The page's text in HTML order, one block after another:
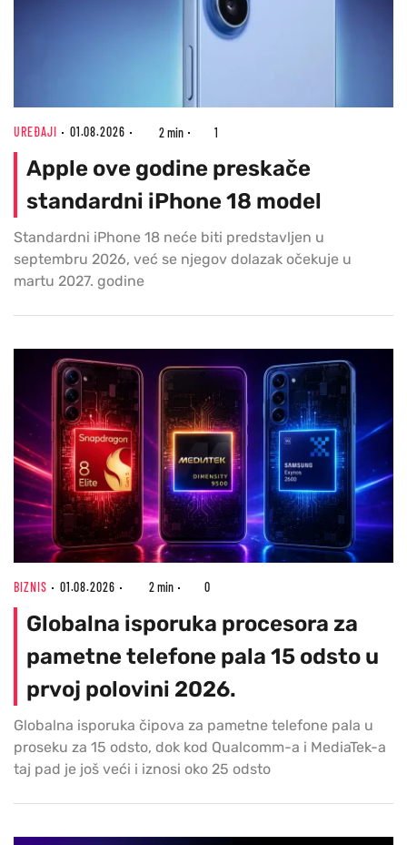
UREĐAJI 01.08.2026 2 min 1
Apple ove godine preskače
standardni iPhone 18 model
Standardni iPhone 18 neće biti predstavljen u
septembru 2026, već se njegov dolazak očekuje u
martu 2027. godine
BIZNIS 01.08.2026 2 min 0
Globalna isporuka procesora za
pametne telefone pala 15 odsto u
prvoj polovini 2026.
Globalna isporuka čipova za pametne telefone pala u
proseku za 15 odsto, dok kod Qualcomm-a i MediaTek-a
taj pad je još veći i iznosi oko 25 odsto